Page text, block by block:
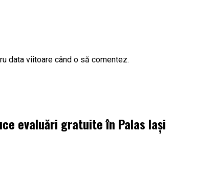
data viitoare când o să comentez.
evaluări gratuite în Palas Iași